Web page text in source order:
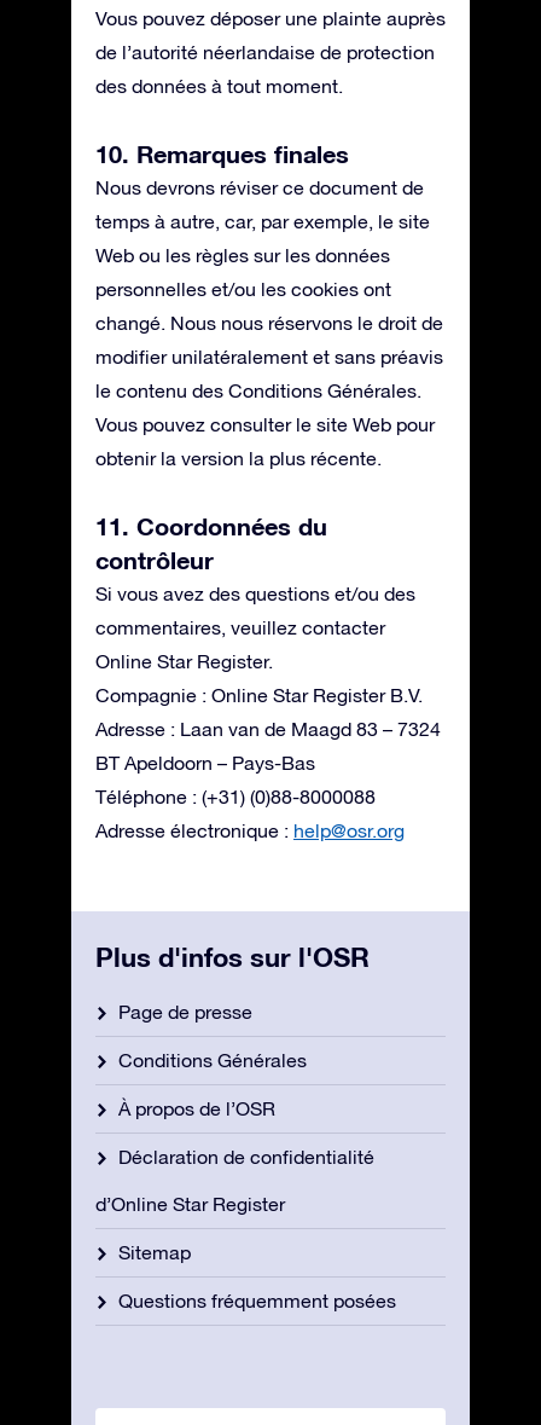
Vous pouvez déposer une plainte auprès
de l’autorité néerlandaise de protection
des données à tout moment.
10. Remarques finales
Nous devrons réviser ce document de
temps à autre, car, par exemple, le site
Web ou les règles sur les données
personnelles et/ou les cookies ont
changé. Nous nous réservons le droit de
modifier unilatéralement et sans préavis
le contenu des Conditions Générales.
Vous pouvez consulter le site Web pour
obtenir la version la plus récente.
11. Coordonnées du
contrôleur
Si vous avez des questions et/ou des
commentaires, veuillez contacter
Online Star Register.
Compagnie : Online Star Register B.V.
Adresse : Laan van de Maagd 83 – 7324
BT Apeldoorn – Pays-Bas
Téléphone : (+31) (0)88-8000088
Adresse électronique : help@osr.org
Plus d'infos sur l'OSR
Page de presse
Conditions Générales
À propos de l’OSR
Déclaration de confidentialité
d’Online Star Register
Sitemap
Questions fréquemment posées